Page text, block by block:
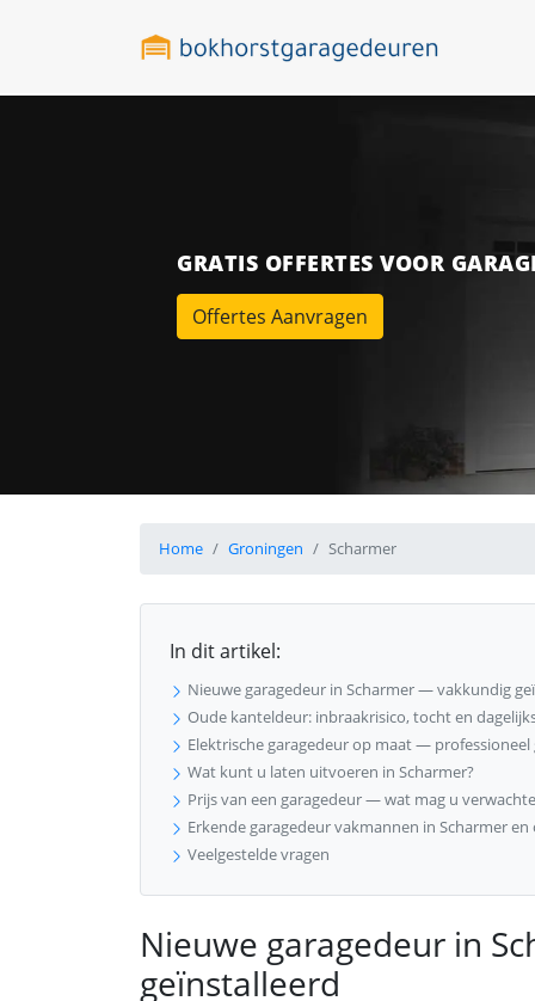
GRATIS OFFERTES VOOR
Offertes Aanvragen
Home Groningen Scharmer
In dit artikel:
Nieuwe garagedeur in Scharmer — vakkundig
Oude kanteldeur: inbraakrisico, tocht en
Elektrische garagedeur op maat —
Wat kunt u laten uitvoeren in Scharmer?
Prijs van een garagedeur — wat mag u
Erkende garagedeur vakmannen in Scharmer
Veelgestelde vragen
Nieuwe garagedeur in
geïnstalleerd